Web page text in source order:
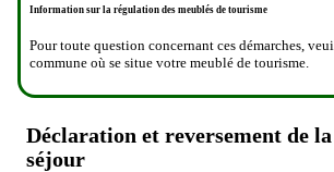
Information sur la régulation des meublés de tourisme
Pour toute question concernant ces démarches,
commune où se situe votre meublé de tourisme.
Déclaration et reversement de
séjour